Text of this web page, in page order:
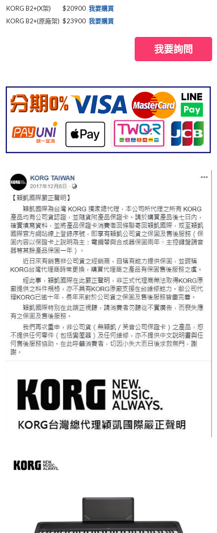
KORG B2+(X架)
$20900 我要購買
KORG B2+(原廠架) $23900 我要購買
我要詢問